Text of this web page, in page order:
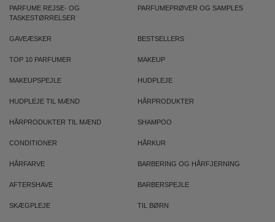
PARFUME REJSE- OG
TASKESTØRRELSER
PARFUMEPRØVER OG SAMPLES
GAVEÆSKER BESTSELLERS
TOP 10 PARFUMER MAKEUP
MAKEUPSPEJLE HUDPLEJE
HUDPLEJE TIL MÆND HÅRPRODUKTER
HÅRPRODUKTER TIL MÆND SHAMPOO
CONDITIONER HÅRKUR
HÅRFARVE BARBERING OG HÅRFJERNING
AFTERSHAVE BARBERSPEJLE
SKÆGPLEJE TIL BØRN